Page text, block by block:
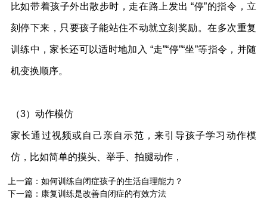
比如带着孩子外出散步时，走在路上发出 “停”的指令，立
刻停下来，只要孩子能站住不动就立刻奖励。在多次重复
训练中，家长还可以适时地加入 “走”“停”“坐”等指令，并随
机变换顺序。
（3）动作模仿
家长通过视频或自己亲自示范，来引导孩子学习动作模
仿，比如简单的摸头、举手、拍腿动作，
上一篇：如何训练自闭症孩子的生活自理能力？
下一篇： 康复训练是改善自闭症的有效方法